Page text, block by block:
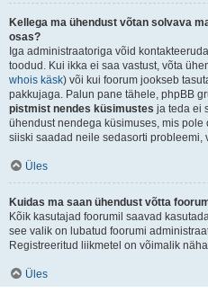
Kellega ma ühendust võtan solvava
osas?
Iga administraatoriga võid
toodud. Kui ikka ei saa vastust, võta
whois käsk) või kui foorum jookseb
pakkujaga. Palun pane tähele, phpBB
pistmist nendes küsimustes ja teda ei
ühendust nendega küsimuses, mis
siiski saadad neile sedasorti probleemi,
Üles
Kuidas ma saan ühendust võtta
Kõik kasutajad foorumil saavad
see valik on lubatud foorumi
Registreeritud liikmetel on võimalik
Üles